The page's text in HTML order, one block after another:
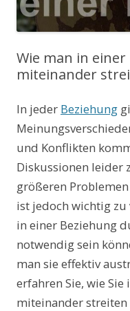
Wie man in
miteinander
In jeder Beziehung
und Konflikten
Diskussionen leider
größeren
ist jedoch wichtig zu
in einer Beziehung
notwendig sein
man sie effektiv
erfahren Sie, wie
miteinander